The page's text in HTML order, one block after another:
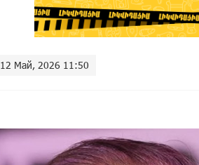
12 Май, 2026 11:50